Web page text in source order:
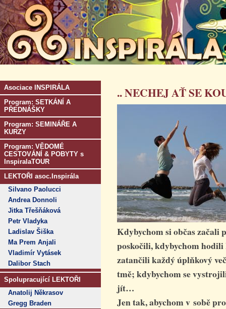
Asociace INSPIRÁLA
Program: SETKÁNÍ A
PŘEDNÁŠKY
Program: SEMINÁŘE A
KURZY
Program: VĚDOMÉ
CESTOVÁNÍ & POBYTY s
InspiralaTOUR
LEKTOŘI asoc.Inspirála
Silvano Paolucci
Andrea Donnoli
Jitka Třešňáková
Petr Vladyka
Ladislav Šiška
Ma Prem Anjali
Vladimír Vytásek
Dalibor Stach
Spolupracující LEKTOŘI
Anatolij Někrasov
Gregg Braden
.. NECHEJ AŤ SE
Kdybychom si občas
poskočili, kdybychom hodili
zatančili každý úplňkový
tmě; kdybychom se
jít…
Jen tak, abychom v sobě